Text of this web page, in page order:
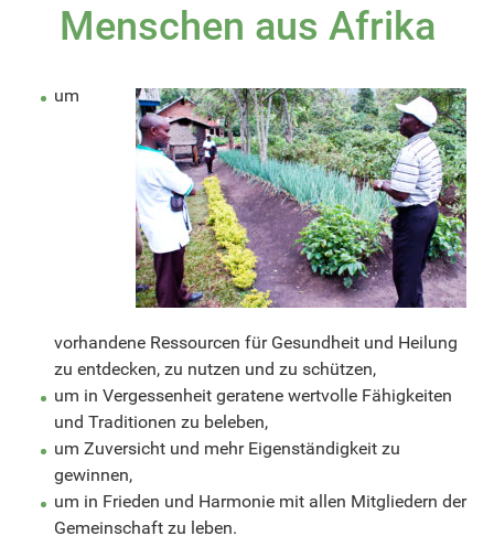
Menschen aus Afrika
um
vorhandene Ressourcen für Gesundheit und Heilung
zu entdecken, zu nutzen und zu schützen,
um in Vergessenheit geratene wertvolle Fähigkeiten
und Traditionen zu beleben,
um Zuversicht und mehr Eigenständigkeit zu
gewinnen,
um in Frieden und Harmonie mit allen Mitgliedern der
Gemeinschaft zu leben.